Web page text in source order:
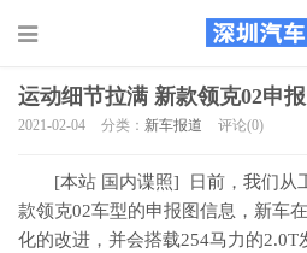
运动细节拉满 新款领克02申
2021-02-04 分类： 新车报道 评论(0)
[本站 国内谍照] 日前，我们从
款领克02车型的申报图信息，新车
化的改进，并会搭载254马力的2.0T